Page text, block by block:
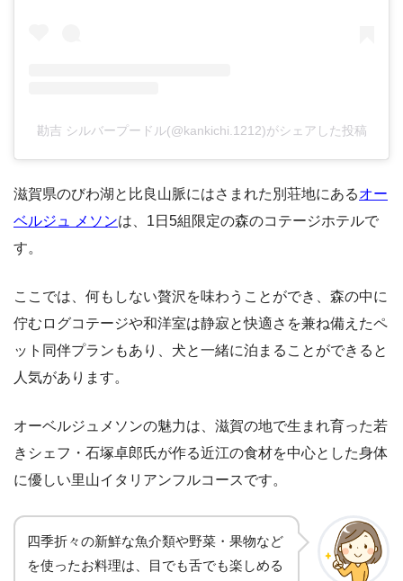
勘吉 シルバープードル(@kankichi.1212)がシェアした投稿
滋賀県のびわ湖と比良山脈にはさまれた別荘地にあるオー
ベルジュ メソンは、1日5組限定の森のコテージホテルで
す。
ここでは、何もしない贅沢を味わうことができ、森の中に
佇むログコテージや和洋室は静寂と快適さを兼ね備えたペ
ット同伴プランもあり、犬と一緒に泊まることができると
人気があります。
オーベルジュメソンの魅力は、滋賀の地で生まれ育った若
きシェフ・石塚卓郎氏が作る近江の食材を中心とした身体
に優しい里山イタリアンフルコースです。
四季折々の新鮮な魚介類や野菜・果物など
を使ったお料理は、目でも舌でも楽しめる